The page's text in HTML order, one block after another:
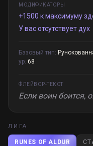
МОДИФИКАТОРЫ
+1500 к максимуму
У вас отсутствует дух
Базовый тип:
ур. 68
ФЛЕЙВОР-ТЕКСТ
Если воин боится,
ЛИГА
RUNES OF ALDUR